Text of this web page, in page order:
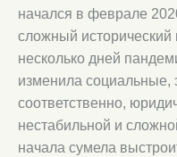
начался в феврале
сложный исторический
несколько дней
изменила социальные,
соответственно,
нестабильной и
начала сумела